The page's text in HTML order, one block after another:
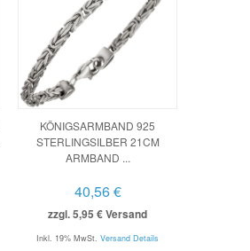
KÖNIGSARMBAND 925
STERLINGSILBER 21CM
ARMBAND ...
40,56 €
zzgl. 5,95 € Versand
Inkl. 19% MwSt. Versand Details